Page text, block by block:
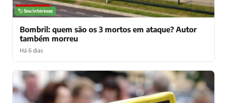
NOTÍCIAS
🏷️ Seu interesse
Bombril: quem são os 3 mortos em ataque? Autor
também morreu
Há 6 dias